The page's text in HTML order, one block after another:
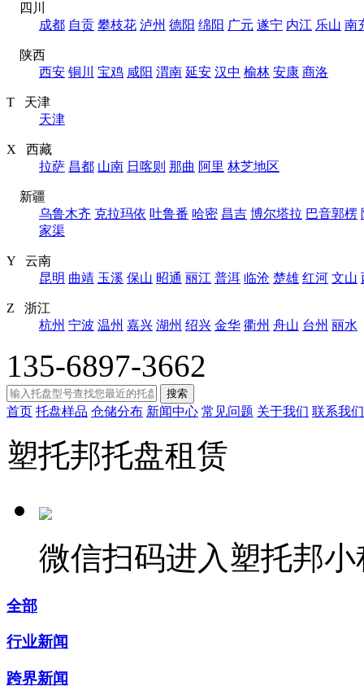
四川
成都 自贡 攀枝花 泸州 德阳 绵阳 广元 遂宁 内江 乐山 南
陕西
西安 铜川 宝鸡 咸阳 渭南 延安 汉中 榆林 安康 商洛
T 天津
天津
X 西藏
拉萨 昌都 山南 日喀则 那曲 阿里 林芝地区
新疆
乌鲁木齐 克拉玛依 吐鲁番 哈密 昌吉 博尔塔拉 巴音郭楞
家渠
Y 云南
昆明 曲靖 玉溪 保山 昭通 丽江 普洱 临沧 楚雄 红河 文山
Z 浙江
杭州 宁波 温州 嘉兴 湖州 绍兴 金华 衢州 舟山 台州 丽水
135-6897-3662
搜索
首页 托盘样品 仓储分布 新闻中心 常见问题 关于我们 联系我们
塑托邦托盘租赁
微信扫码进入塑托邦小
全部
行业新闻
跨界新闻